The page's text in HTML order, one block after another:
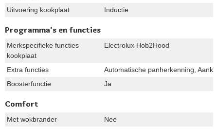
Uitvoering kookplaat
Inductie
Programma's en functies
Merkspecifieke functies
kookplaat
Electrolux Hob2Hood
Extra functies
Automatische panherkenning,
Boosterfunctie
Ja
Comfort
Met wokbrander Nee